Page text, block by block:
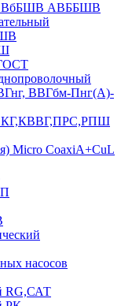
ВбБШВ АВББШВ
ВВГбм-Пнг(А)-
КГ,КВВГ,ПРС,РПШ
Micro CoaxiA+CuL
насосов
RG,САТ